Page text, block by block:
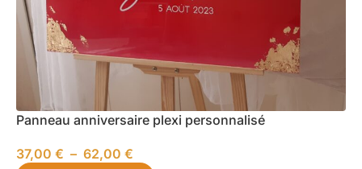
Panneau anniversaire plexi personnalisé
37,00 € – 62,00 €